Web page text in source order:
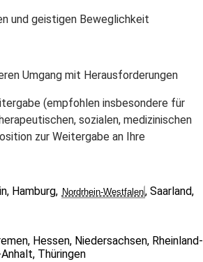
und geistigen Beweglichkeit
Umgang mit Herausforderungen
(empfohlen insbesondere für
sozialen, medizinischen
zur Weitergabe an Ihre
, Hamburg, Nordrhein-Westfalen, Saarland,
, Hessen, Niedersachsen, Rheinland-
, Thüringen